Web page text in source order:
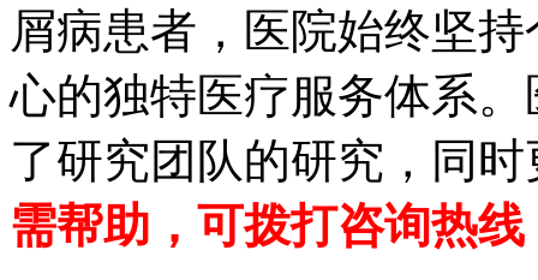
屑病患者，医院始终坚
心的独特医疗服务体系
了研究团队的研究，同
需帮助，可拨打咨询热线